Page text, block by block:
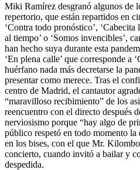
Miki Ramírez desgranó algunos de
repertorio, que están repartidos en
‘Contra todo pronóstico’, ‘Cabecita
al tiempo’ o ‘Somos invencibles’,
han hecho suya durante esta
‘En plena calle’ que corresponde a
huérfano nada más decretarse la
presentar como merece. Tras el
centro de Madrid, el cantautor
“maravilloso recibimiento” de los
reencuentro con el directo después
nerviosismo porque “hay algo de
público respetó en todo momento
en los bises, con el que Mr.
concierto, cuando invitó a bailar y
despedida.